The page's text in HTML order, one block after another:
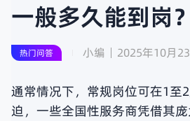
一般多久能到岗？
热门问答 小编 2025年10月
通常情况下，常规岗位可在1至
迫，一些全国性服务商凭借其